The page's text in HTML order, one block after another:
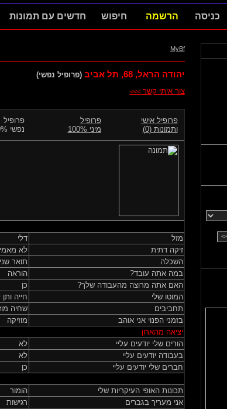
כניסה הרשמה חיפוש חדשים עם תמונות
MyBf
יהודה הראל,68, תל אביב (פרופיל נפשי)
צור איתי קשר>>>
פרופיל אישי
ותמונות (0)
פרופיל
מיני 100%
פרופיל
נפשי 90%
מזל
דלי
זיקה דתית
לא
השכלה
תואר
במה אתה עובד?
הוראה
האם אתה מרוצה מהעבודה שלך?
כן
המוטו שלי
חייה
תחביבים
שחיה
בזמני הפנוי אני אוהב
מוזיקה
יציאה מהארון
הורים שלי יודעים עליי
לא
בעבודה יודעים עליי
לא
חברים שלי יודעים עליי
כן
תכונות האופי העיקריות שלי
הומור
אני מעריך בגברים
רגישות